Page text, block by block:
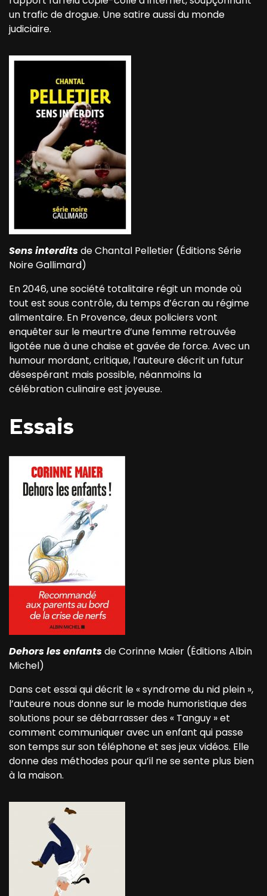
un trafic de drogue. Une satire aussi du monde
judiciaire.
Sens interditsde Chantal Pelletier (Éditions Série
Noire Gallimard)
En 2046, une société totalitaire régit un monde où
tout est sous contrôle, du temps d’écran au régime
alimentaire. En Provence, deux policiers vont
enquêter sur le meurtre d’une femme retrouvée
ligotée nue à une chaise et gavée de force. Avec un
humour mordant, critique, l’auteure décrit un futur
désespérant mais possible, néanmoins la
célébration culinaire est joyeuse.
Essais
Dehors les enfantsde Corinne Maier (Éditions Albin
Michel)
Dans cet essai qui décrit le « syndrome du nid plein »,
l’auteure nous donne sur le mode humoristique des
solutions pour se débarrasser des « Tanguy » et
comment communiquer avec un enfant qui passe
son temps sur son téléphone et ses jeux vidéos. Elle
donne des méthodes pour qu’il ne se sente plus bien
à la maison.